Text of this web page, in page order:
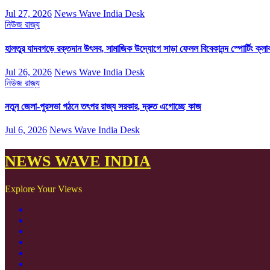
Jul 27, 2026 News Wave India Desk
নিউজ রাজ্য
হালতুর যাদবগড়ে রক্তদান উৎসব, সামাজিক উদ্যোগে সাড়া ফেলল বিবেকানন্দ স্পোর্টিং
Jul 26, 2026 News Wave India Desk
নিউজ রাজ্য
নতুন জেলা-পুরসভা গঠনে তৎপর রাজ্য সরকার, দ্রুত এগোচ্ছে কাজ
Jul 6, 2026 News Wave India Desk
NEWS WAVE INDIA
Explore Your Views